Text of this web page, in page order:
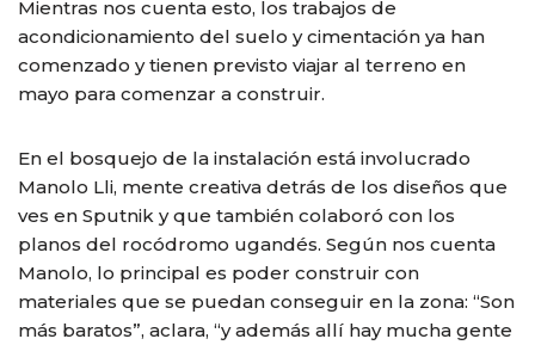
Mientras nos cuenta esto, los trabajos de
acondicionamiento del suelo y cimentación ya han
comenzado y tienen previsto viajar al terreno en
mayo para comenzar a construir.
En el bosquejo de la instalación está involucrado
Manolo Lli, mente creativa detrás de los diseños que
ves en Sputnik y que también colaboró con los
planos del rocódromo ugandés. Según nos cuenta
Manolo, lo principal es poder construir con
materiales que se puedan conseguir en la zona: “Son
más baratos”, aclara, “y además allí hay mucha gente